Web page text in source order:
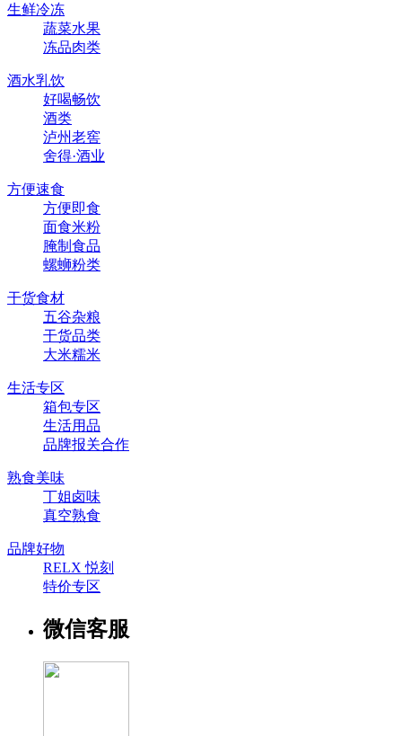
生鲜冷冻
蔬菜水果
冻品肉类
酒水乳饮
好喝畅饮
酒类
泸州老窖
舍得·酒业
方便速食
方便即食
面食米粉
腌制食品
螺蛳粉类
干货食材
五谷杂粮
干货品类
大米糯米
生活专区
箱包专区
生活用品
品牌报关合作
熟食美味
丁姐卤味
真空熟食
品牌好物
RELX 悦刻
特价专区
微信客服